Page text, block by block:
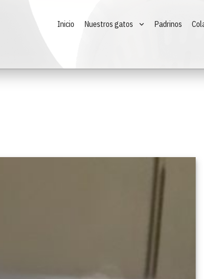
Inicio Nuestros gatos Padrinos